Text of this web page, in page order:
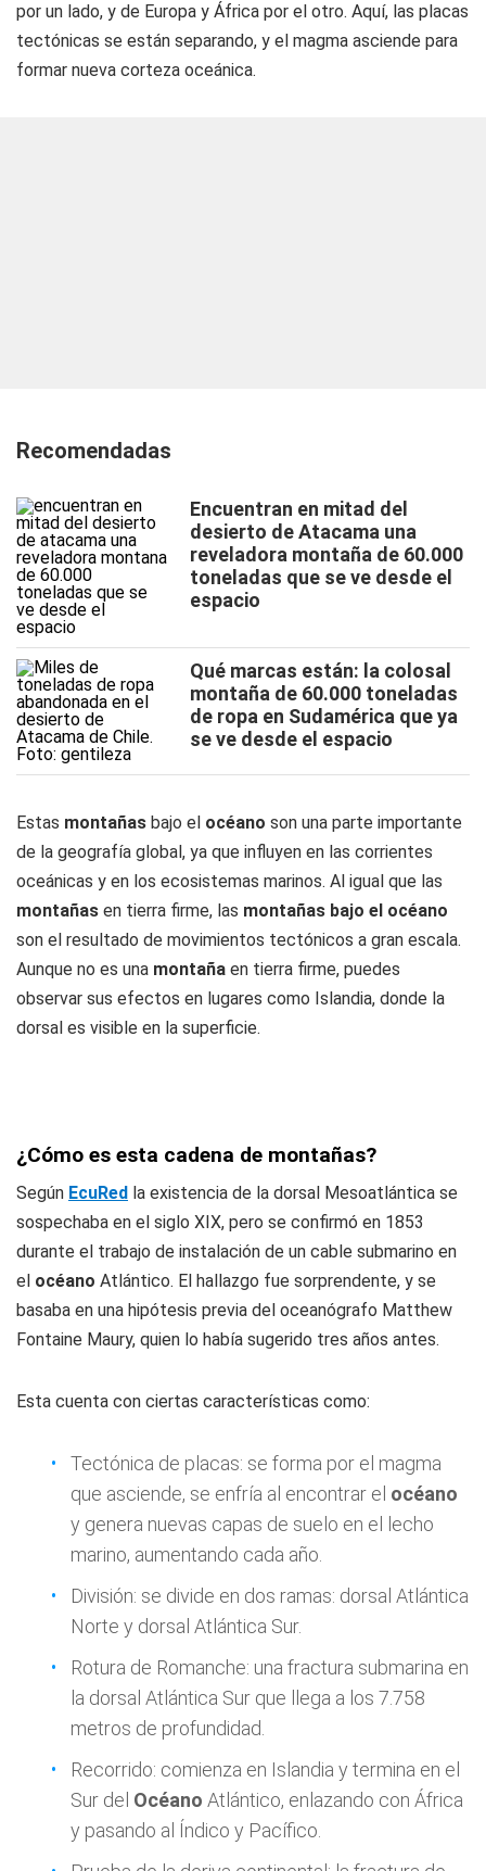
por un lado, y de Europa y África por el otro. Aquí, las placas
tectónicas se están separando, y el magma asciende para
formar nueva corteza oceánica.
Recomendadas
Encuentran en mitad del
desierto de Atacama una
reveladora montaña de 60.000
toneladas que se ve desde el
espacio
Qué marcas están: la colosal
montaña de 60.000 toneladas
de ropa en Sudamérica que ya
se ve desde el espacio
Estas montañas bajo el océano son una parte importante
de la geografía global, ya que influyen en las corrientes
oceánicas y en los ecosistemas marinos. Al igual que las
montañas en tierra firme, las montañas bajo el océano
son el resultado de movimientos tectónicos a gran escala.
Aunque no es una montaña en tierra firme, puedes
observar sus efectos en lugares como Islandia, donde la
dorsal es visible en la superficie.
¿Cómo es esta cadena de montañas?
Según EcuRed la existencia de la dorsal Mesoatlántica se
sospechaba en el siglo XIX, pero se confirmó en 1853
durante el trabajo de instalación de un cable submarino en
el océano Atlántico. El hallazgo fue sorprendente, y se
basaba en una hipótesis previa del oceanógrafo Matthew
Fontaine Maury, quien lo había sugerido tres años antes.
Esta cuenta con ciertas características como:
Tectónica de placas: se forma por el magma
que asciende, se enfría al encontrar el océano
y genera nuevas capas de suelo en el lecho
marino, aumentando cada año.
División: se divide en dos ramas: dorsal Atlántica
Norte y dorsal Atlántica Sur.
Rotura de Romanche: una fractura submarina en
la dorsal Atlántica Sur que llega a los 7.758
metros de profundidad.
Recorrido: comienza en Islandia y termina en el
Sur del Océano Atlántico, enlazando con África
y pasando al Índico y Pacífico.